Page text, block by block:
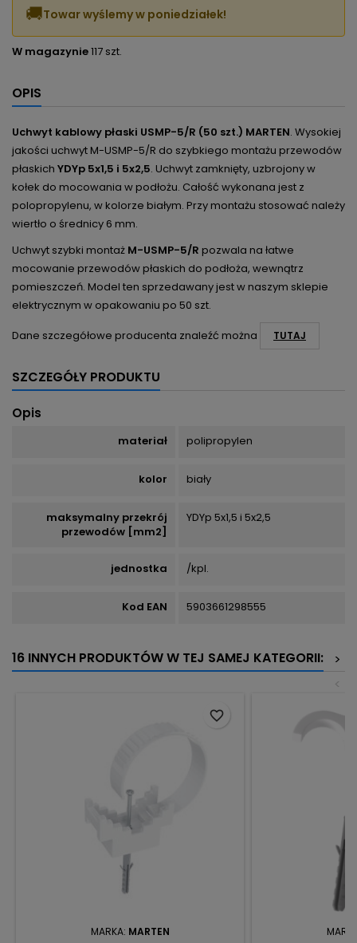
🚚Towar wyślemy w poniedziałek!
W magazynie117 szt.
OPIS
Uchwyt kablowy płaski USMP-5/R (50 szt.) MARTEN. Wysokiej
jakości uchwyt M-USMP-5/R do szybkiego montażu przewodów
płaskich YDYp 5x1,5 i 5x2,5. Uchwyt zamknięty, uzbrojony w
kołek do mocowania w podłożu. Całość wykonana jest z
polopropylenu, w kolorze białym. Przy montażu stosować należy
wiertło o średnicy 6 mm.
Uchwyt szybki montaż M-USMP-5/R pozwala na łatwe
mocowanie przewodów płaskich do podłoża, wewnątrz
pomieszczeń. Model ten sprzedawany jest w naszym sklepie
elektrycznym w opakowaniu po 50 szt.
Dane szczegółowe producenta znaleźć można
TUTAJ
SZCZEGÓŁY PRODUKTU
Opis
materiał polipropylen
kolor biały
maksymalny przekrój
przewodów [mm2]
YDYp 5x1,5 i 5x2,5
jednostka /kpl.
Kod EAN 5903661298555
16 INNYCH PRODUKTÓW W TEJ SAMEJ KATEGORII:
>
<
MARKA: MARTEN
favorite_border